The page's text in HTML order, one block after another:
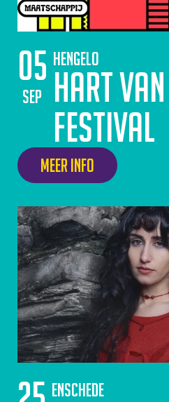
05
sep
Hengelo
Hart
Festival
Meer info
Enschede